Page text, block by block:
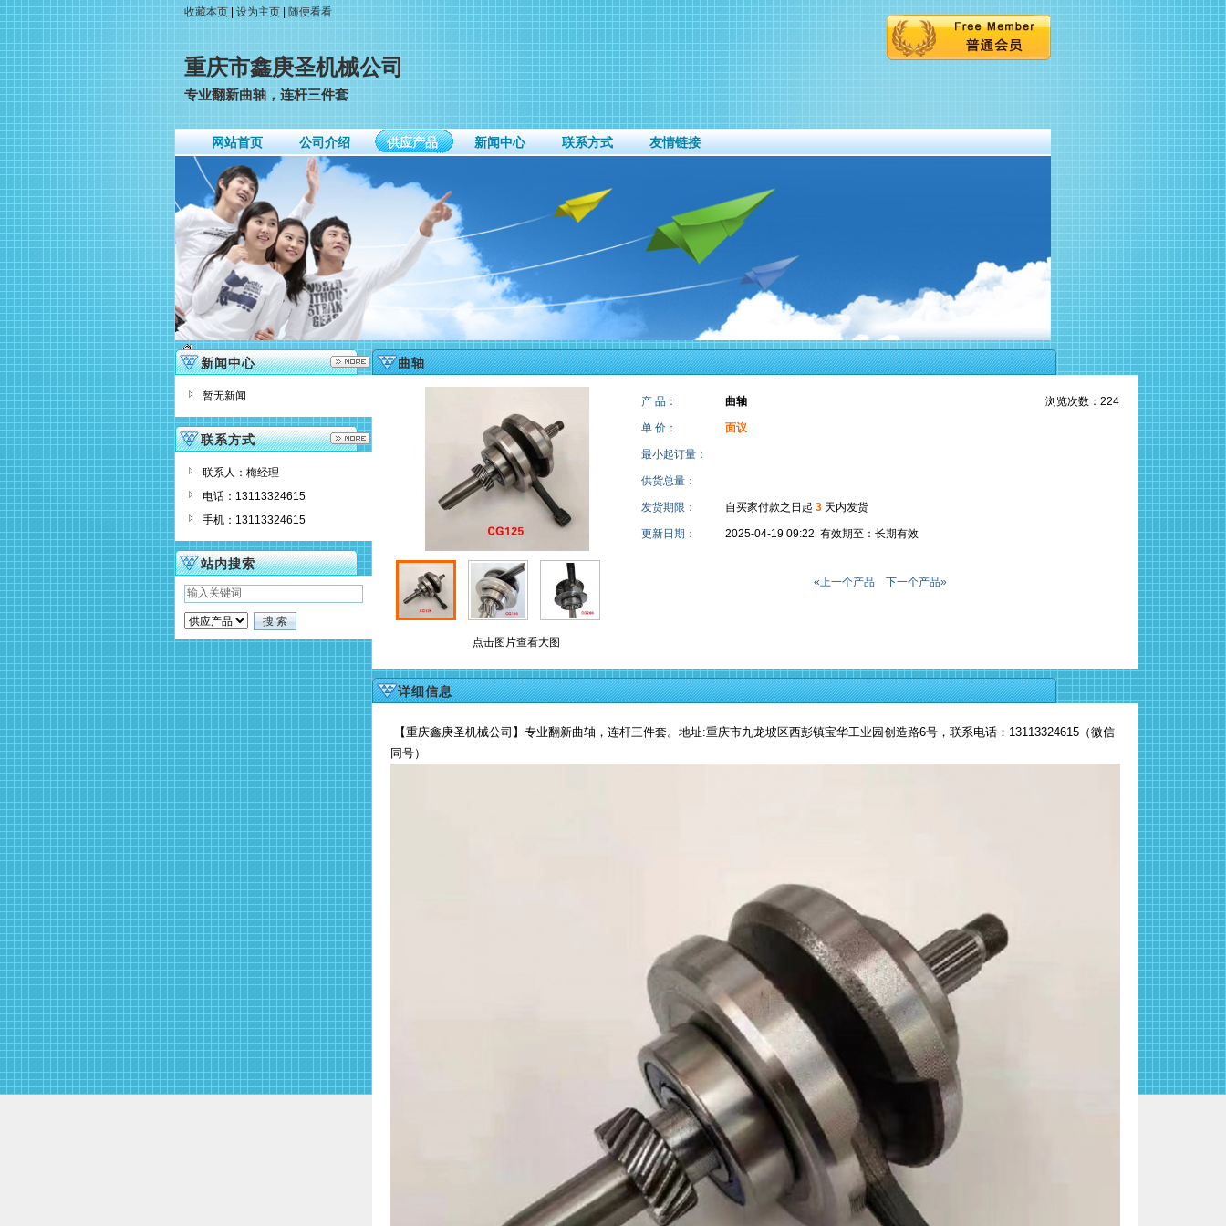
收藏本页|设为主页|随便看看
重庆市鑫庚圣机械公司
专业翻新曲轴，连杆三件套
网站首页 公司介绍 供应产品 新闻中心 联系方式 友情链接
新闻中心
暂无新闻
联系方式
联系人：梅经理
电话：13113324615
手机：13113324615
站内搜索
曲轴
点击图片查看大图
产 品： 浏览次数：224
曲轴
单 价： 面议
最小起订量：
供货总量：
发货期限： 自买家付款之日起 3 天内发货
更新日期： 2025-04-19 09:22 有效期至：长期有效
«上一个产品 下一个产品»
详细信息
【重庆鑫庚圣机械公司】专业翻新曲轴，连杆三件套。地址:重庆市九龙坡区西彭镇宝华工业园创造路6号，联系电话：13113324615（微信
同号）